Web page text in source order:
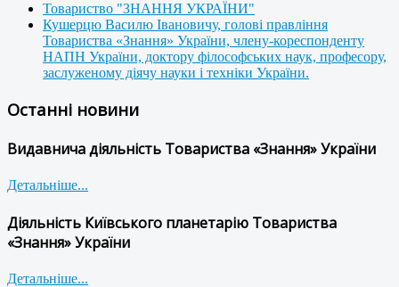
Товариство "ЗНАННЯ УКРАЇНИ"
Кушерцю Василю Івановичу, голові правління
Товариства «Знання» України, члену-кореспонденту
НАПН України, доктору філософських наук, професору,
заслуженому діячу науки і техніки України.
Останні новини
Видавнича діяльність Товариства «Знання» України
Детальніше...
Діяльність Київського планетарію Товариства
«Знання» України
Детальніше...